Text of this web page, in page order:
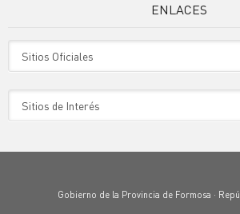
ENLACES
Gobierno de la Provincia de Formosa ·